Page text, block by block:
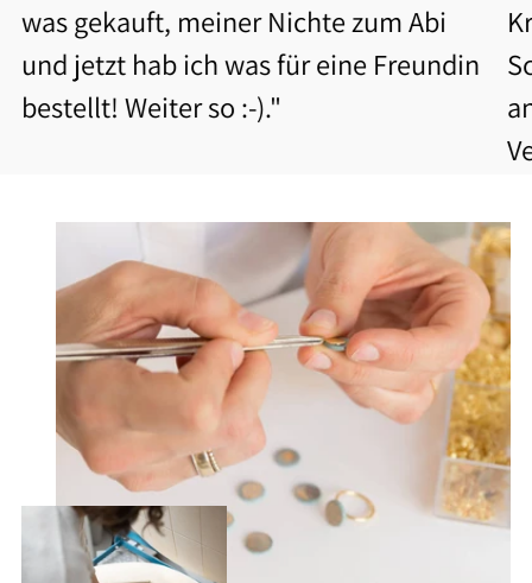
was gekauft, meiner Nichte zum Abi
und jetzt hab ich was für eine Freundin
bestellt! Weiter so :-)."